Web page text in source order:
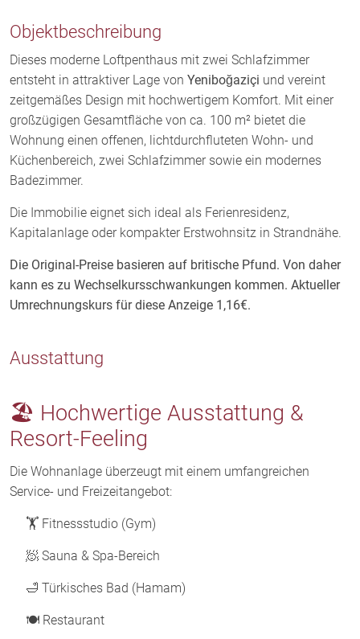
Objektbeschreibung
Dieses moderne Loftpenthaus mit zwei Schlafzimmer
entsteht in attraktiver Lage von Yeniboğaziçi und vereint
zeitgemäßes Design mit hochwertigem Komfort. Mit einer
großzügigen Gesamtfläche von ca. 100 m² bietet die
Wohnung einen offenen, lichtdurchfluteten Wohn- und
Küchenbereich, zwei Schlafzimmer sowie ein modernes
Badezimmer.
Die Immobilie eignet sich ideal als Ferienresidenz,
Kapitalanlage oder kompakter Erstwohnsitz in Strandnähe.
Die Original-Preise basieren auf britische Pfund. Von daher
kann es zu Wechselkursschwankungen kommen. Aktueller
Umrechnungskurs für diese Anzeige 1,16€.
Ausstattung
🏖️ Hochwertige Ausstattung &
Resort-Feeling
Die Wohnanlage überzeugt mit einem umfangreichen
Service- und Freizeitangebot:
🏋️ Fitnessstudio (Gym)
🧖 Sauna & Spa-Bereich
🛁 Türkisches Bad (Hamam)
🍽 Restaurant